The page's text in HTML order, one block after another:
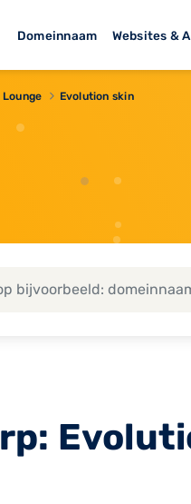
Domeinnaam Websites &
Lounge Evolution skin